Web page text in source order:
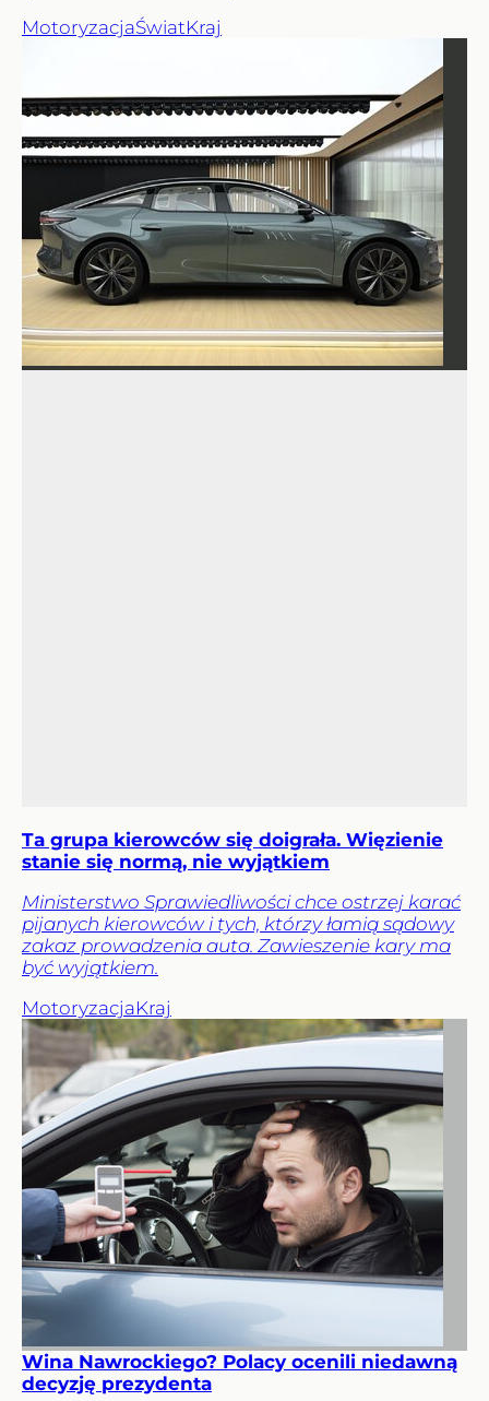
MotoryzacjaŚwiatKraj
Ta grupa kierowców się doigrała. Więzienie
stanie się normą, nie wyjątkiem
Ministerstwo Sprawiedliwości chce ostrzej karać
pijanych kierowców i tych, którzy łamią sądowy
zakaz prowadzenia auta. Zawieszenie kary ma
być wyjątkiem.
MotoryzacjaKraj
Wina Nawrockiego? Polacy ocenili niedawną
decyzję prezydenta